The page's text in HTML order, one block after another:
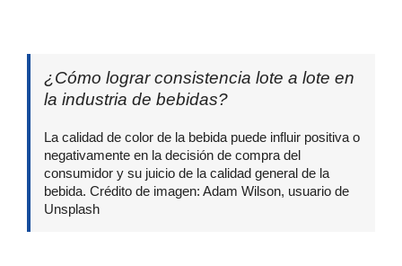
¿Cómo lograr consistencia lote a lote en
la industria de bebidas?
La calidad de color de la bebida puede influir positiva o
negativamente en la decisión de compra del
consumidor y su juicio de la calidad general de la
bebida. Crédito de imagen: Adam Wilson, usuario de
Unsplash